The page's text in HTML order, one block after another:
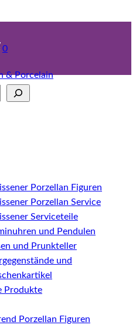
0
Porzellan Figuren
Porzellan Service
Serviceteile
und Pendulen
und Prunkteller
und
Produkte
Porzellan Figuren